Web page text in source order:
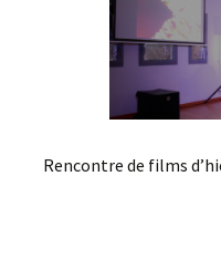
Rencontre de films